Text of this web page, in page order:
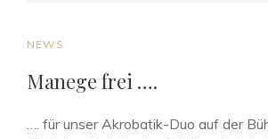
CAT
NEWS
Manege frei ….
…. für unser Akrobatik-Duo auf der